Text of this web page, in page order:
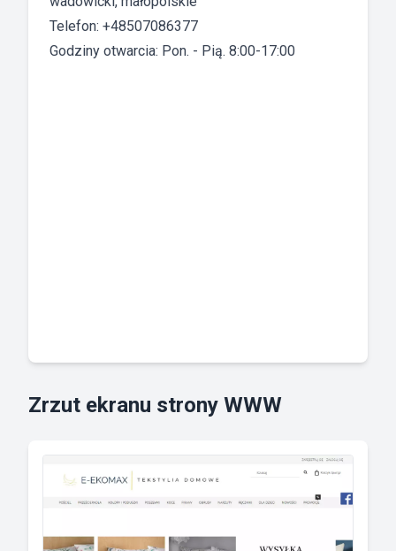
Telefon: +48507086377
Godziny otwarcia: Pon. - Pią. 8:00-17:00
Zrzut ekranu strony WWW